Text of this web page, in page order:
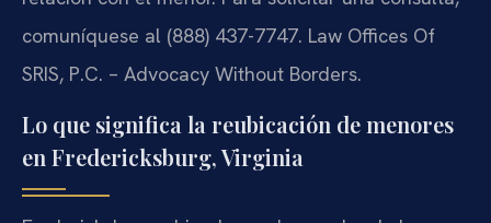
comuníquese al (888) 437-7747. Law Offices Of
SRIS, P.C. – Advocacy Without Borders.
Lo que significa la reubicación de menores
en Fredericksburg, Virginia